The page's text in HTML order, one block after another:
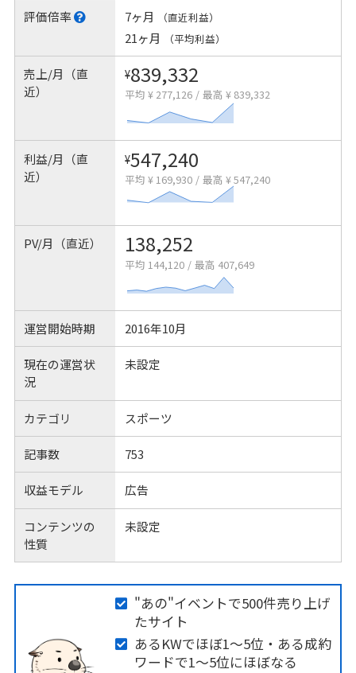
評価倍率 7ヶ月 （直近利益）
21ヶ月 （平均利益）
売上/月（直
近）
¥839,332
平均 ¥ 277,126 / 最高 ¥ 839,332
利益/月（直
近）
¥547,240
平均 ¥ 169,930 / 最高 ¥ 547,240
PV/月（直近） 138,252
平均 144,120 / 最高 407,649
運営開始時期 2016年10月
現在の運営状
況
未設定
カテゴリ スポーツ
記事数 753
収益モデル 広告
コンテンツの
性質
未設定
"あの"イベントで500件売り上げ
たサイト
あるKWでほぼ1～5位・ある成約
ワードで1～5位にほぼなる